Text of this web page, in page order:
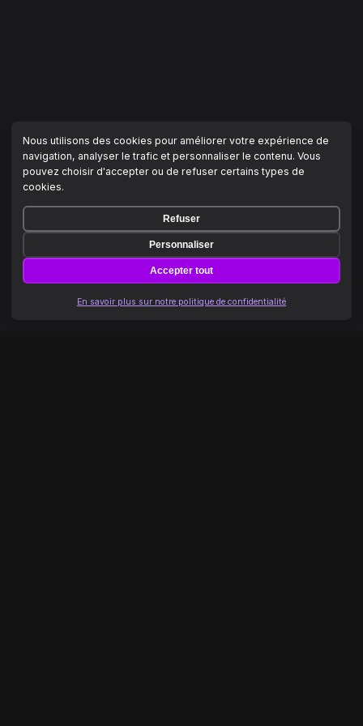
Nous utilisons des cookies pour améliorer votre expérience de
navigation, analyser le trafic et personnaliser le contenu. Vous
pouvez choisir d'accepter ou de refuser certains types de
cookies.
Refuser
Personnaliser
Accepter tout
En savoir plus sur notre politique de confidentialité